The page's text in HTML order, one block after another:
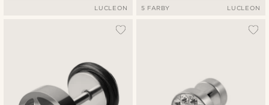
LUCLEON 5 FARBY LUCLEON